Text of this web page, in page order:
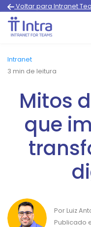
Voltar para Intranet
Intranet
3 min de leitura
Mitos
que
Por Luiz
Publicado